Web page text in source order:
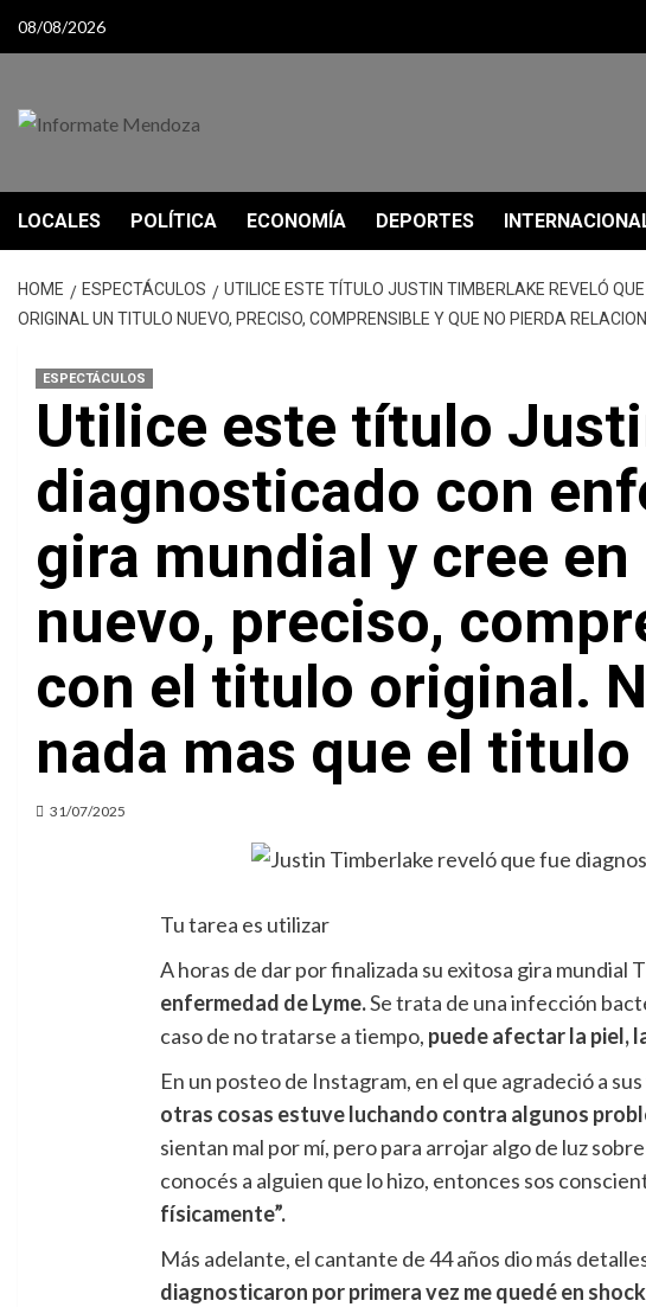
08/08/2026
LOCALES POLÍTICA ECONOMÍA DEPORTES
HOME ESPECTÁCULOS
UTILICE ESTE TÍTULO JUSTIN TIMBERLAKE REVELÓ
ORIGINAL UN TITULO NUEVO, PRECISO, COMPRENSIBLE Y QUE NO PIERDA
ESPECTÁCULOS
Utilice este título
diagnosticado con
gira mundial y cree
nuevo, preciso,
con el titulo original.
nada mas que el titulo
31/07/2025
Tu tarea es utilizar
A horas de dar por finalizada su exitosa gira
enfermedad de Lyme.Se trata de una infección
caso de no tratarse a tiempo, puede afectar la piel,
En un posteo de Instagram, en el que agradeció a
otras cosas estuve luchando contra algunos
sientan mal por mí, pero para arrojar algo de luz
conocés a alguien que lo hizo, entonces sos
físicamente”.
Más adelante, el cantante de 44 años dio más
diagnosticaron por primera vez me quedé en shock